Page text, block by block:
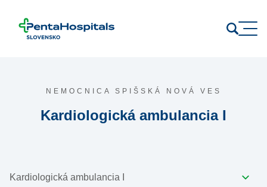
NEMOCNICA SPIŠSKÁ NOVÁ VES
Kardiologická ambulancia I